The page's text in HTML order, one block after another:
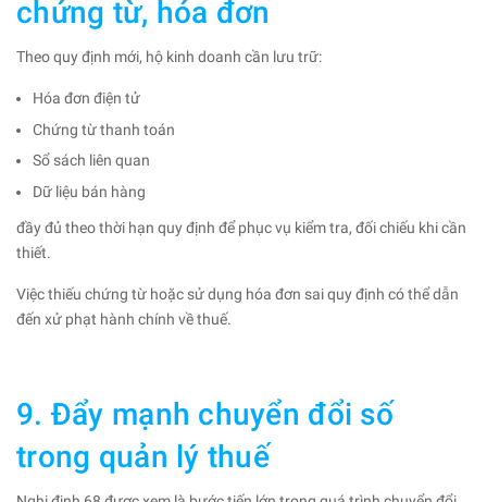
chứng từ, hóa đơn
Theo quy định mới, hộ kinh doanh cần lưu trữ:
Hóa đơn điện tử
Chứng từ thanh toán
Sổ sách liên quan
Dữ liệu bán hàng
đầy đủ theo thời hạn quy định để phục vụ kiểm tra, đối chiếu khi cần
thiết.
Việc thiếu chứng từ hoặc sử dụng hóa đơn sai quy định có thể dẫn
đến xử phạt hành chính về thuế.
9. Đẩy mạnh chuyển đổi số
trong quản lý thuế